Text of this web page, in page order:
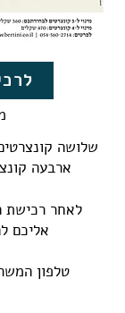
שלושה קונצרטים
ארבעה
לאחר רכישת
אליכם
טלפון